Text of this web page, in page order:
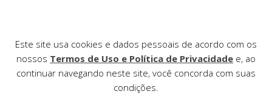
Notícias
Este site usa cookies e dados pessoais de acordo com os
nossos Termos de Uso e Política de Privacidade e, ao
continuar navegando neste site, você concorda com suas
condições.